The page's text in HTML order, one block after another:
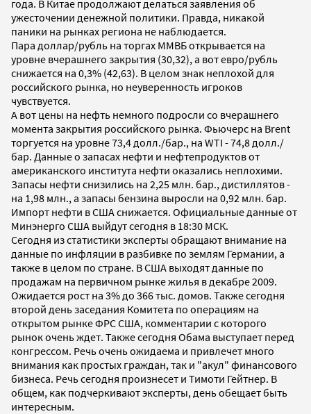
года. В Китае продолжают делаться заявления об
ужесточении денежной политики. Правда, никакой
паники на рынках региона не наблюдается.
Пара доллар/рубль на торгах ММВБ открывается на
уровне вчерашнего закрытия (30,32), а вот евро/рубль
снижается на 0,3% (42,63). В целом знак неплохой для
российского рынка, но неуверенность игроков
чувствуется.
А вот цены на нефть немного подросли со вчерашнего
момента закрытия российского рынка. Фьючерс на Brent
торгуется на уровне 73,4 долл./бар., на WTI - 74,8 долл./
бар. Данные о запасах нефти и нефтепродуктов от
американского института нефти оказались неплохими.
Запасы нефти снизились на 2,25 млн. бар., дистиллятов -
на 1,98 млн., а запасы бензина выросли на 0,92 млн. бар.
Импорт нефти в США снижается. Официальные данные от
Минэнерго США выйдут сегодня в 18:30 МСК.
Сегодня из статистики эксперты обращают внимание на
данные по инфляции в разбивке по землям Германии, а
также в целом по стране. В США выходят данные по
продажам на первичном рынке жилья в декабре 2009.
Ожидается рост на 3% до 366 тыс. домов. Также сегодня
второй день заседания Комитета по операциям на
открытом рынке ФРС США, комментарии с которого
рынок очень ждет. Также сегодня Обама выступает перед
конгрессом. Речь очень ожидаема и привлечет много
внимания как простых граждан, так и "акул" финансового
бизнеса. Речь сегодня произнесет и Тимоти Гейтнер. В
общем, как подчеркивают эксперты, день обещает быть
интересным.